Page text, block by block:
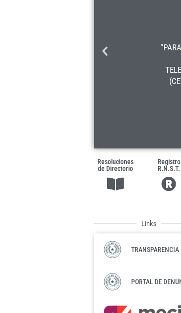
Resoluciones
de Directorio
Registro
R.N.S.T.
Links
TRANSPARENCIA
PORTAL DE